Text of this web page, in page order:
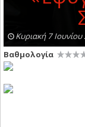
Κυριακή 7
Βαθμολογία